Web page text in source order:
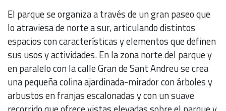
El parque se organiza a través de un gran paseo que
lo atraviesa de norte a sur, articulando distintos
espacios con características y elementos que definen
sus usos y actividades. En la zona norte del parque y
en paralelo con la calle Gran de Sant Andreu se crea
una pequeña colina ajardinada-mirador con árboles y
arbustos en franjas escalonadas y con un suave